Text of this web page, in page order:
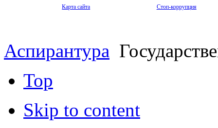
Карта сайта Стоп-коррупция
Аспирантура
Top
Skip to content